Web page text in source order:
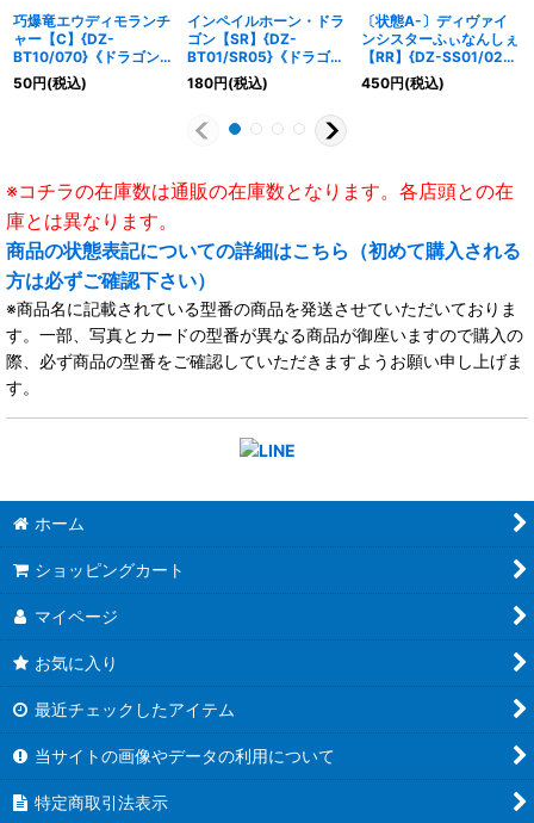
巧爆竜エウディモランチ
ャー【C】{DZ-
BT10/070}《ドラゴン
エンパイア》
50円(税込)
インペイルホーン・ドラ
ゴン【SR】{DZ-
BT01/SR05}《ドラゴン
エンパイア》
180円(税込)
〔状態A-〕ディヴァイ
ンシスターふぃなんしぇ
【RR】{DZ-SS01/022}
《ケテルサンクチュア
リ》
450円(税込)
※コチラの在庫数は通販の在庫数となります。各店頭との在
庫とは異なります。
商品の状態表記についての詳細はこちら（初めて購入される
方は必ずご確認下さい）
※商品名に記載されている型番の商品を発送させていただいておりま
す。一部、写真とカードの型番が異なる商品が御座いますので購入の
際、必ず商品の型番をご確認していただきますようお願い申し上げま
す。
ホーム
ショッピングカート
マイページ
お気に入り
最近チェックしたアイテム
当サイトの画像やデータの利用について
特定商取引法表示